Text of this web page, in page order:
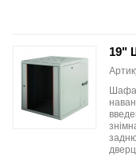
19"
Шафа